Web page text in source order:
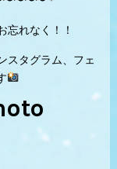
忘れなく！！
スタグラム、フェ